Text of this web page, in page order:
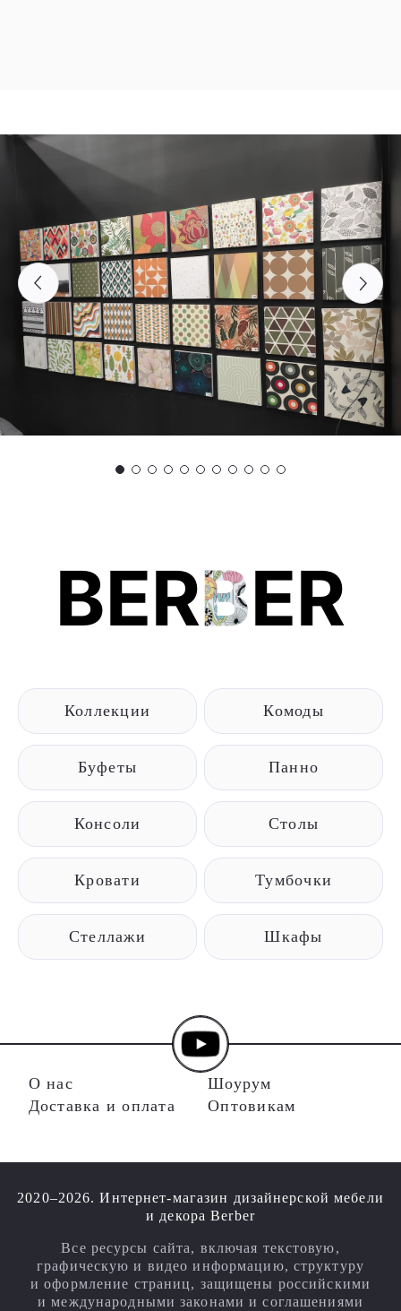
BERBER
Коллекции Комоды
Буфеты Панно
Консоли Столы
Кровати Тумбочки
Стеллажи Шкафы
О нас
Доставка и оплата
Шоурум
Оптовикам
2020–2026. Интернет-магазин дизайнерской мебели
и декора Berber
Все ресурсы сайта, включая текстовую,
графическую и видео информацию, структуру
и оформление страниц, защищены российскими
и международными законами и соглашениями